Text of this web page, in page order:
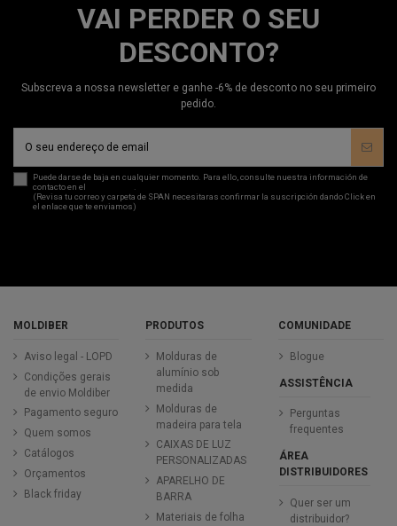
VAI PERDER O SEU
DESCONTO?
Subscreva a nossa newsletter e ganhe -6% de desconto no seu primeiro
pedido.
Puede darse de baja en cualquier momento. Para ello, consulte nuestra información de
contacto en el
(Revisa tu correo y carpeta de SPAN necesitaras confirmar la suscripción dando Click en
el enlace que te enviamos)
MOLDIBER
Aviso legal - LOPD
Condições gerais
de envio Moldiber
Pagamento seguro
Quem somos
Catálogos
Orçamentos
Black friday
PRODUTOS
Molduras de
alumínio sob
medida
Molduras de
madeira para tela
CAIXAS DE LUZ
PERSONALIZADAS
APARELHO DE
BARRA
Materiais de folha
COMUNIDADE
Blogue
ASSISTÊNCIA
Perguntas
frequentes
ÁREA
DISTRIBUIDORES
Quer ser um
distribuidor?